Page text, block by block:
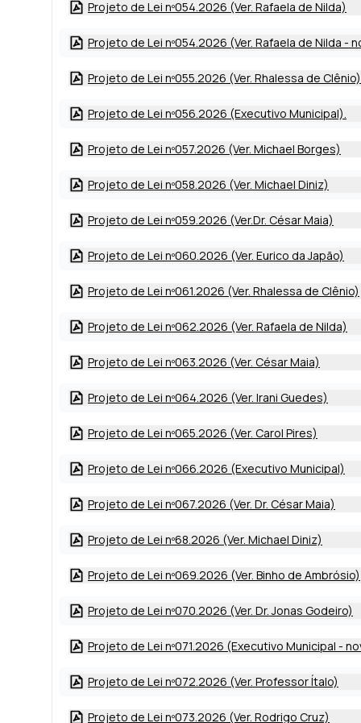
Projeto de Lei nº054.2026 (Ver. Rafaela de Nilda)
Projeto de Lei nº054.2026 (Ver. Rafaela de Nilda -
Projeto de Lei nº055.2026 (Ver. Rhalessa de Clênio)
Projeto de Lei nº056.2026 (Executivo Municipal).
Projeto de Lei nº057.2026 (Ver. Michael Borges)
Projeto de Lei nº058.2026 (Ver. Michael Diniz)
Projeto de Lei nº059.2026 (Ver.Dr. César Maia)
Projeto de Lei nº060.2026 (Ver. Eurico da Japão)
Projeto de Lei nº061.2026 (Ver. Rhalessa de Clênio)
Projeto de Lei nº062.2026 (Ver. Rafaela de Nilda)
Projeto de Lei nº063.2026 (Ver. César Maia)
Projeto de Lei nº064.2026 (Ver. Irani Guedes)
Projeto de Lei nº065.2026 (Ver. Carol Pires)
Projeto de Lei nº066.2026 (Executivo Municipal)
Projeto de Lei nº067.2026 (Ver. Dr. César Maia)
Projeto de Lei nº68.2026 (Ver. Michael Diniz)
Projeto de Lei nº069.2026 (Ver. Binho de Ambrósio)
Projeto de Lei nº070.2026 (Ver. Dr. Jonas Godeiro)
Projeto de Lei nº071.2026 (Executivo Municipal -
Projeto de Lei nº072.2026 (Ver. Professor Ítalo)
Projeto de Lei nº073.2026 (Ver. Rodrigo Cruz)